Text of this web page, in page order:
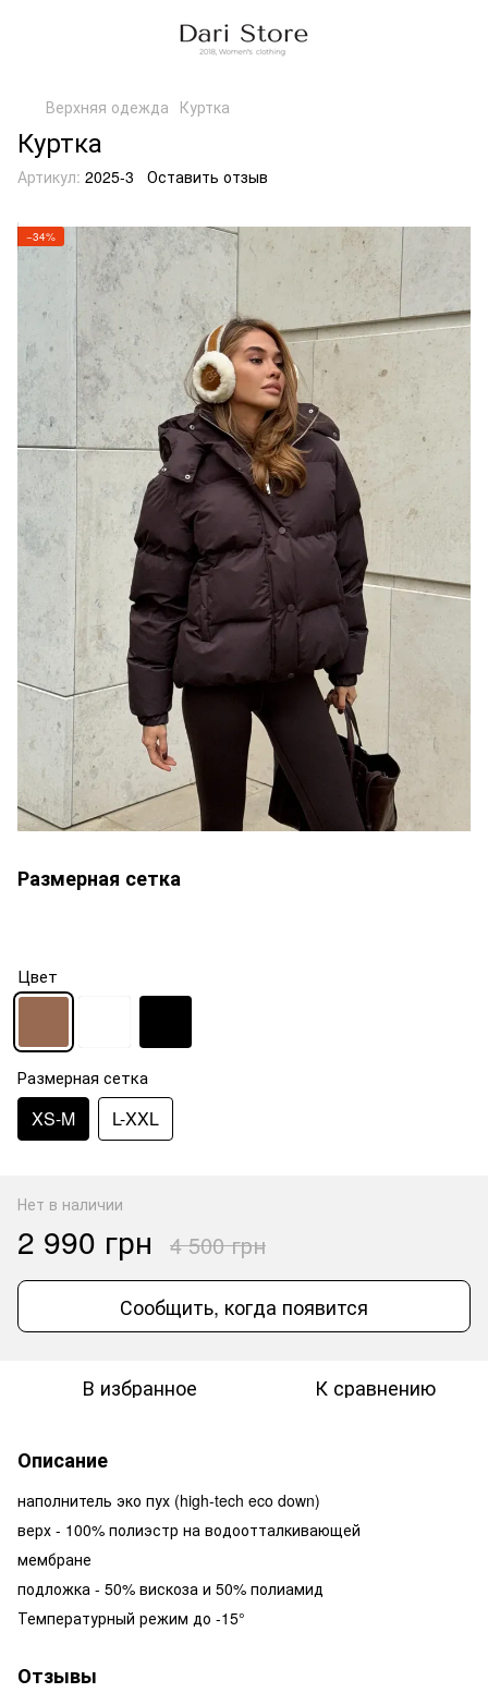
Верхняя одежда Куртка
Куртка
Артикул: 2025-3 Оставить отзыв
−34%
Размерная сетка
Цвет
Размерная сетка
XS-M L-XXL
Нет в наличии
2 990 грн 4 500 грн
Сообщить, когда появится
В избранное К сравнению
Описание
наполнитель эко пух (high-tech eco down)
верх - 100% полиэстр на водоотталкивающей
мембране
подложка - 50% вискоза и 50% полиамид
Температурный режим до -15°
Отзывы